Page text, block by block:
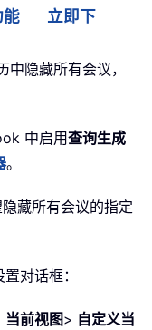
立即下
隐藏所有会议，
中启用查询生成
。
藏所有会议的指定
对话框：
当前视图> 自定义当